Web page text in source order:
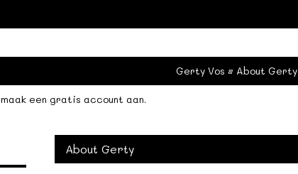
Gerty Vos About Gerty
maak een gratis account aan.
About Gerty